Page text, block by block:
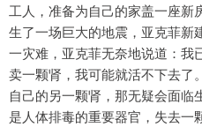
工人，准备为自己的家盖一座新
生了一场巨大的地震，亚克菲新
一灾难，亚克菲无奈地说道：我
卖一颗肾，我可能就活不下去了
自己的另一颗肾，那无疑会面
是人体排毒的重要器官，失去一